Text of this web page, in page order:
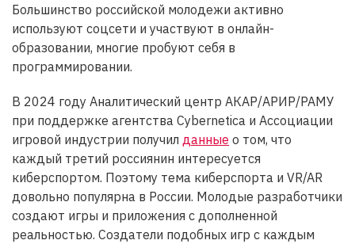
Большинство российской молодежи активно
используют соцсети и участвуют в онлайн-
образовании, многие пробуют себя в
программировании.
В 2024 году Аналитический центр АКАР/АРИР/РАМУ
при поддержке агентства Cybernetica и Ассоциации
игровой индустрии получил данные о том, что
каждый третий россиянин интересуется
киберспортом. Поэтому тема киберспорта и VR/AR
довольно популярна в России. Молодые разработчики
создают игры и приложения с дополненной
реальностью. Создатели подобных игр с каждым